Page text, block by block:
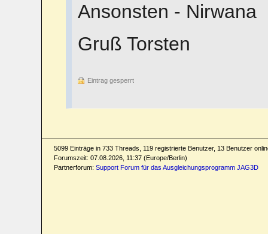
Ansonsten - Nirwana
Gruß Torsten
Eintrag gesperrt
5099 Einträge in 733 Threads, 119 registrierte Benutzer, 13 Benutzer
Forumszeit: 07.08.2026, 11:37 (Europe/Berlin)
Partnerforum: Support Forum für das Ausgleichungsprogramm JAG3D